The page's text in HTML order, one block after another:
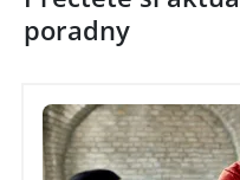
poradny